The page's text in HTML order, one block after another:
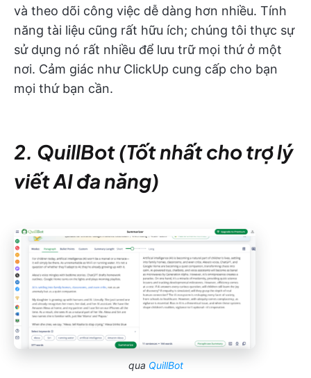
và theo dõi công việc dễ dàng hơn nhiều. Tính
năng tài liệu cũng rất hữu ích; chúng tôi thực sự
sử dụng nó rất nhiều để lưu trữ mọi thứ ở một
nơi. Cảm giác như ClickUp cung cấp cho bạn
mọi thứ bạn cần.
2. QuillBot (Tốt nhất cho trợ lý
viết AI đa năng)
qua QuillBot